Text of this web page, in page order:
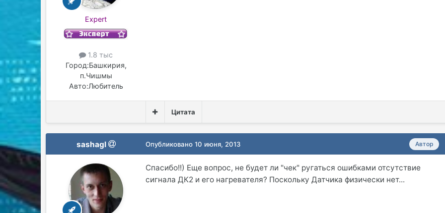
Expert
1.8 тыс
Город:Башкирия,
п.Чишмы
Авто:Любитель
Цитата
sashagl Автор
Опубликовано10 июня, 2013
Спасибо!!) Еще вопрос, не будет ли "чек" ругаться ошибками отсутствие
сигнала ДК2 и его нагревателя? Поскольку Датчика физически нет...